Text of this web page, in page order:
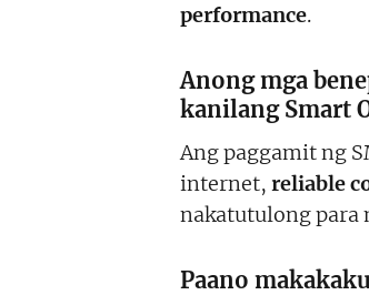
performance.
Anong mga
kanilang Smart
Ang paggamit ng
internet, reliable
nakatutulong para
Paano